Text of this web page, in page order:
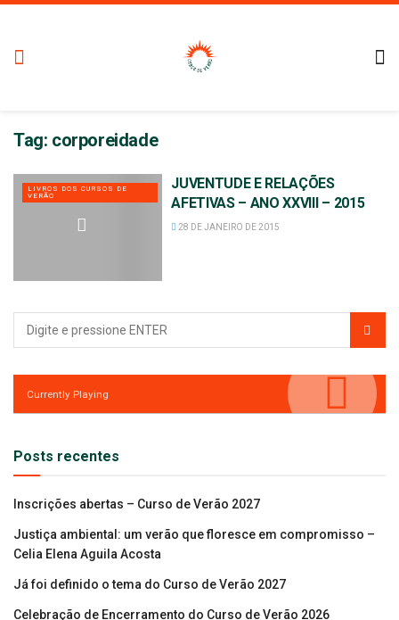
Tag: corporeidade
LIVROS DOS CURSOS DE
VERÃO
JUVENTUDE E RELAÇÕES
AFETIVAS – ANO XXVIII – 2015
28 DE JANEIRO DE 2015
Currently Playing
Posts recentes
Inscrições abertas – Curso de Verão 2027
Justiça ambiental: um verão que floresce em compromisso –
Celia Elena Aguila Acosta
Já foi definido o tema do Curso de Verão 2027
Celebração de Encerramento do Curso de Verão 2026